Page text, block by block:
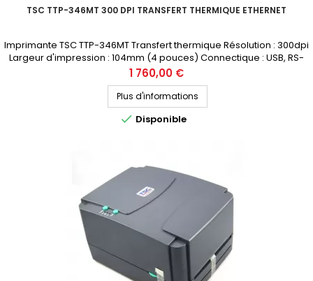
TSC TTP-346MT 300 DPI TRANSFERT THERMIQUE ETHERNET
Imprimante TSC TTP-346MT Transfert thermique Résolution : 300dpi
Largeur d'impression : 104mm (4 pouces) Connectique : USB, RS-
232, Parallèle, Ethernet Prix public (avant remise) : 1760€ HT
Demandez votre devis personnalisé
Prix
1 760,00 €
Plus d'informations
 Disponible